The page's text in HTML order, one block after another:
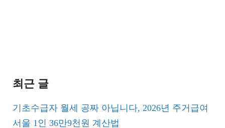
최근 글
기초수급자 월세 공짜 아닙니다, 2026년 주거급여
서울 1인 36만9천원 계산법